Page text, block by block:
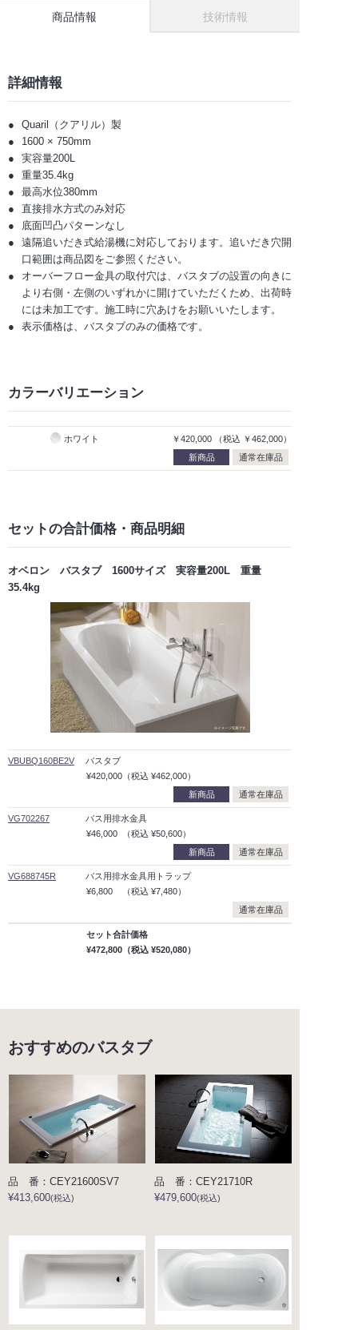
商品情報 技術情報
詳細情報
Quaril（クアリル）製
1600 × 750mm
実容量200L
重量35.4kg
最高水位380mm
直接排水方式のみ対応
底面凹凸パターンなし
遠隔追いだき式給湯機に対応しております。追いだき穴開
口範囲は商品図をご参照ください。
オーバーフロー金具の取付穴は、バスタブの設置の向きに
より右側・左側のいずれかに開けていただくため、出荷時
には未加工です。施工時に穴あけをお願いいたします。
表示価格は、バスタブのみの価格です。
カラーバリエーション
ホワイト ￥420,000 （税込 ￥462,000）
新商品
通常在庫品
セットの合計価格 ・商品明細
オベロン バスタブ 1600サイズ 実容量200L 重量
35.4kg
VBUBQ160BE2V
バスタブ
¥420,000 （税込 ¥462,000）
新商品
通常在庫品
VG702267
バス用排水金具
¥46,000
（税込 ¥50,600）
新商品
通常在庫品
VG688745R
バス用排水金具用トラップ
¥6,800
（税込 ¥7,480）
通常在庫品
セット合計価格
¥472,800 （税込 ¥520,080）
おすすめのバスタブ
品 番：CEY21600SV7
¥413,600(税込)
品 番：CEY21710R
¥479,600(税込)